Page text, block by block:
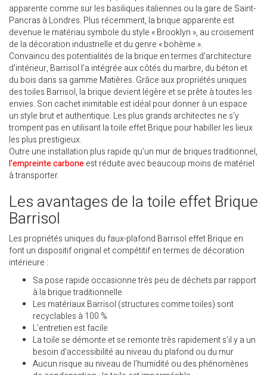
apparente comme sur les basiliques italiennes ou la gare de Saint-
Pancras à Londres. Plus récemment, la brique apparente est
devenue le matériau symbole du style « Brooklyn », au croisement
de la décoration industrielle et du genre « bohème ».
Convaincu des potentialités de la brique en termes d’architecture
d’intérieur, Barrisol l’a intégrée aux côtés du marbre, du béton et
du bois dans sa gamme Matières. Grâce aux propriétés uniques
des toiles Barrisol, la brique devient légère et se prête à toutes les
envies. Son cachet inimitable est idéal pour donner à un espace
un style brut et authentique. Les plus grands architectes ne s’y
trompent pas en utilisant la toile effet Brique pour habiller les lieux
les plus prestigieux.
Outre une installation plus rapide qu’un mur de briques traditionnel,
l’empreinte carboneest réduite avec beaucoup moins de matériel
à transporter.
Les avantages de la toile effet Brique
Barrisol
Les propriétés uniques du faux-plafond Barrisol effet Brique en
font un dispositif original et compétitif en termes de décoration
intérieure :
Sa pose rapide occasionne très peu de déchets par rapport
à la brique traditionnelle
Les matériaux Barrisol (structures comme toiles) sont
recyclables à 100 %
L’entretien est facile
La toile se démonte et se remonte très rapidement s’il y a un
besoin d’accessibilité au niveau du plafond ou du mur
Aucun risque au niveau de l’humidité ou des phénomènes